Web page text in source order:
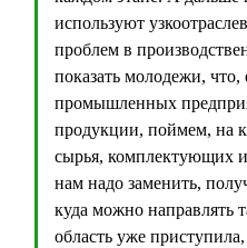
используют
проблем в
показать молодежи,
промышленных
продукции, поймем, на
сырья, комплектующих
нам надо заменить,
куда можно направлять
область уже